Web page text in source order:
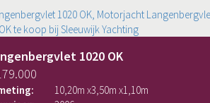
1020 OK
10,20m x3,50m x1,10m